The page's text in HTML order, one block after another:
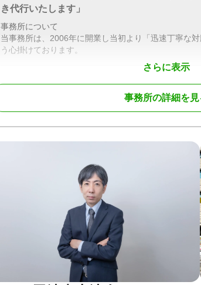
さらに表示
き代行いたします」
事務所について
当事務所は、2006年に開業し当初より「迅速丁寧な
う心掛けております。
対応地域
神奈川県全域
遺言書 / 遺産分割 / 相続財産調査 / 相続登
/ 銀行手続き / 戸籍収集 / 相続人調査 / 生前
事務所の詳細を見